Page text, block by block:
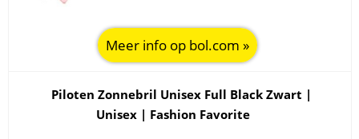
Meer info op bol.com »
Piloten Zonnebril Unisex Full Black Zwart |
Unisex | Fashion Favorite